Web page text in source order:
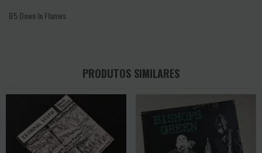
B5 Down In Flames
PRODUTOS SIMILARES